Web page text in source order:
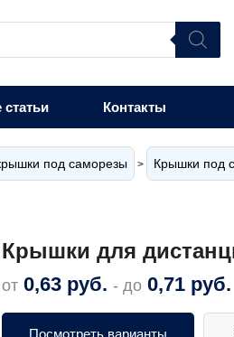
Контакты
под саморезы > Крышки под
Крышки для
от 0,63 руб. - до 0,71 руб.
Посмотреть варианты